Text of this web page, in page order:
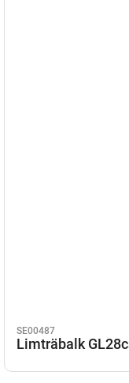
SE00487
Limträbalk